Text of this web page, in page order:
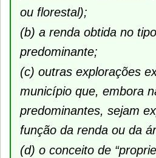
ou florestal);
(b) a renda obtida no
predominante;
(c) outras explorações
município que, embora
predominantes, sejam
função da renda ou da
(d) o conceito de